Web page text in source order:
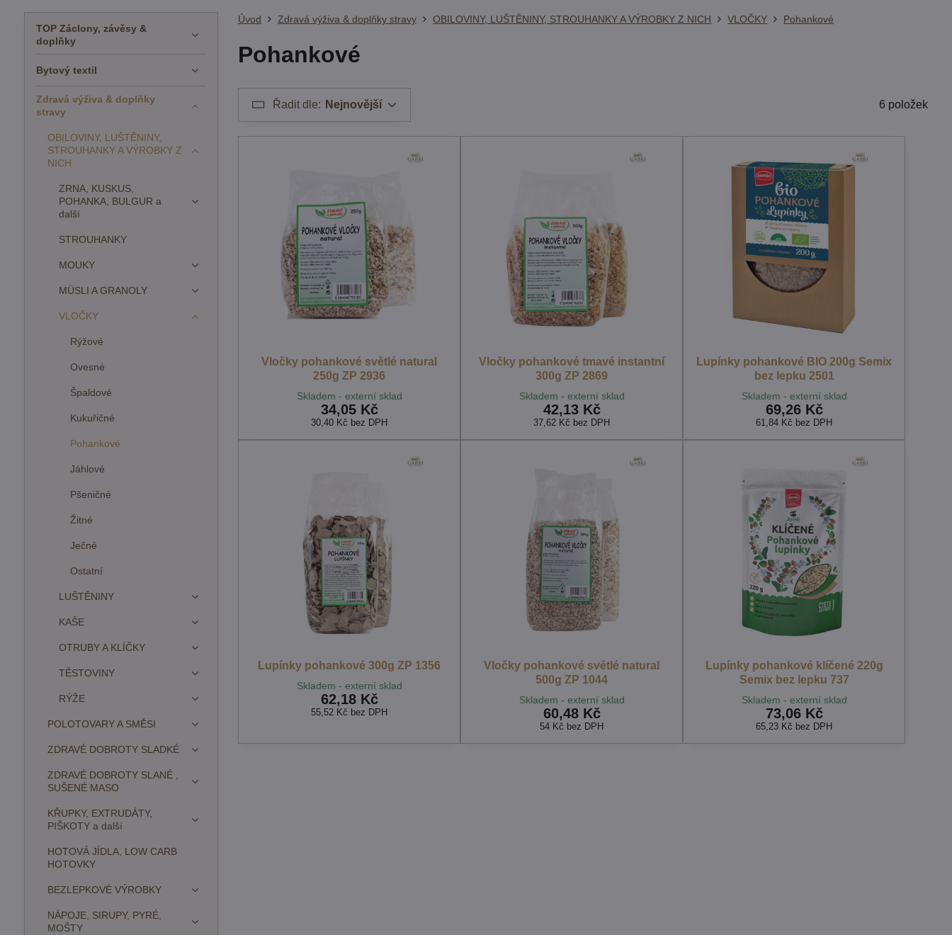
Úvod Zdravá výživa & doplňky stravy OBILOVINY, LUŠTĚNINY, STROUHANKY A VÝROBKY Z NICH VLOČKY Pohankové
Pohankové
Řadit dle: Nejnovější 6 položek
Vločky pohankové světlé natural
250g ZP 2936
Skladem - externí sklad
34,05 Kč
30,40 Kč bez DPH
Vločky pohankové tmavé instantní
300g ZP 2869
Skladem - externí sklad
42,13 Kč
37,62 Kč bez DPH
Lupínky pohankové BIO 200g Semix
bez lepku 2501
Skladem - externí sklad
69,26 Kč
61,84 Kč bez DPH
Lupínky pohankové 300g ZP 1356
Skladem - externí sklad
62,18 Kč
55,52 Kč bez DPH
Vločky pohankové světlé natural
500g ZP 1044
Skladem - externí sklad
60,48 Kč
54 Kč bez DPH
Lupínky pohankové klíčené 220g
Semix bez lepku 737
Skladem - externí sklad
73,06 Kč
65,23 Kč bez DPH
TOP Záclony, závěsy &
doplňky
Bytový textil
Zdravá výživa & doplňky
stravy
OBILOVINY, LUŠTĚNINY,
STROUHANKY A VÝROBKY Z
NICH
ZRNA, KUSKUS,
POHANKA, BULGUR a
další
STROUHANKY
MOUKY
MÜSLI A GRANOLY
VLOČKY
Rýžové
Ovesné
Špaldové
Kukuřičné
Pohankové
Jáhlové
Pšeničné
Žitné
Ječné
Ostatní
LUŠTĚNINY
KAŠE
OTRUBY A KLÍČKY
TĚSTOVINY
RÝŽE
POLOTOVARY A SMĚSI
ZDRAVÉ DOBROTY SLADKÉ
ZDRAVÉ DOBROTY SLANÉ ,
SUŠENÉ MASO
KŘUPKY, EXTRUDÁTY,
PIŠKOTY a další
HOTOVÁ JÍDLA, LOW CARB
HOTOVKY
BEZLEPKOVÉ VÝROBKY
NÁPOJE, SIRUPY, PYRÉ,
MOŠTY